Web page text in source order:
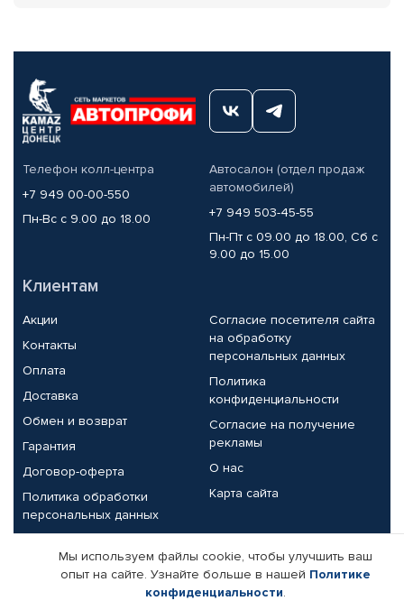
Телефон колл-центра
+7 949 00-00-550
Пн-Вс с 9.00 до 18.00
Автосалон (отдел продаж
автомобилей)
+7 949 503-45-55
Пн-Пт с 09.00 до 18.00, Сб с
9.00 до 15.00
Клиентам
Акции
Контакты
Оплата
Доставка
Обмен и возврат
Гарантия
Договор-оферта
Политика обработки
персональных данных
Согласие посетителя сайта
на обработку
персональных данных
Политика
конфиденциальности
Согласие на получение
рекламы
О нас
Карта сайта
Партнерам
Корпоративным клиентам
Реквизиты компании
Мы используем файлы cookie, чтобы улучшить ваш
опыт на сайте. Узнайте больше в нашей Политике
конфиденциальности.